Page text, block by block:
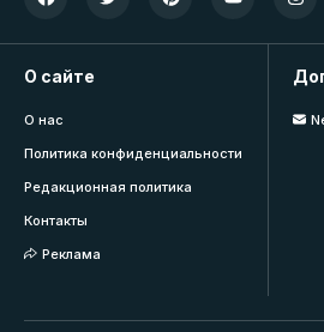
О сайте
О нас
Политика конфиденциальности
Редакционная политика
Контакты
Реклама